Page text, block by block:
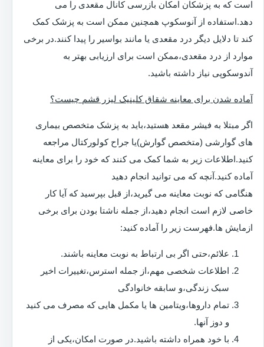
است که به پزشکان امکان بازرسی کانال مقعدی را می
دهد.استفاده از آنوسکوپ همچنین ممکن است به پزشک کمک
کند تا دلایل دیگر درد مقعدی یا مانند بواسیر را پیدا کنند.در برخی
موارد از درد مقعدی،ممکن است برای ارزیابی بهتر به
آندوسکوپی نیاز داشته باشید.
آماده شدن برای معاینه شقاق کلینیک لیزر قشم چیست؟
اگر مبتلا به فیشر مقعد هستید،باید به پزشک متخصص بیماری
های گوارشی (متخصص گوارش)یا جراح کولورکتال مراجعه
کنید.اطلاعات زیر به شما کمک می کنند که خود را برای معاینه
آماده کنید.آنچه که می توانید انجام دهید
هنگامی که نوبت معاینه می گیرید،از قبل بپرسید که آیا کار
خاصی لازم است انجام دهید،از جمله ناشتا بودن برای برخی
ازمایش ها.فهرست زیر را آماده کنید:
علائم،حتی اگر بی ارتباط به نوبت معاینه باشند.
اطلاعات شخصی مهم،از جمله استرس،تغییرات اخیر
سبک زندگی،و سابقه خانوادگی
تمام داروها،ویتامین ها یا مکمل هایی که مصرف می کنید
و دوز آنها.
با خود همراه داشته باشید.در صورت امکان،یکی از